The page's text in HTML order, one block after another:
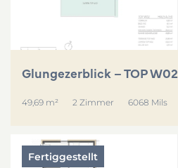
Glungezerblick – TOP W02
49,69 m² 2 Zimmer 6068 Mils
Fertiggestellt